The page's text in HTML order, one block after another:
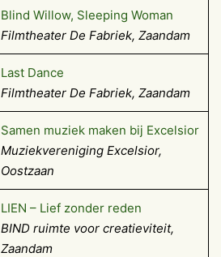
Blind Willow, Sleeping Woman
Filmtheater De Fabriek, Zaandam
Last Dance
Filmtheater De Fabriek, Zaandam
Samen muziek maken bij Excelsior
Muziekvereniging Excelsior,
Oostzaan
LIEN – Lief zonder reden
BIND ruimte voor creatieviteit,
Zaandam